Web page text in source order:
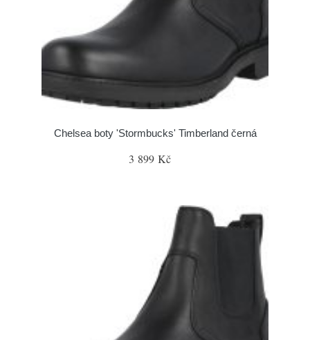
Chelsea boty 'Stormbucks' Timberland černá
3 899 Kč